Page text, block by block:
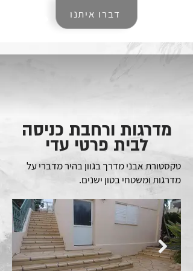
דברו איתנו
מדרגות ורחבת כניסה
לבית פרטי עדי
טקסטורת אבני מדרך בגוון בהיר מדברי על
מדרגות ומשטחי בטון ישנים.